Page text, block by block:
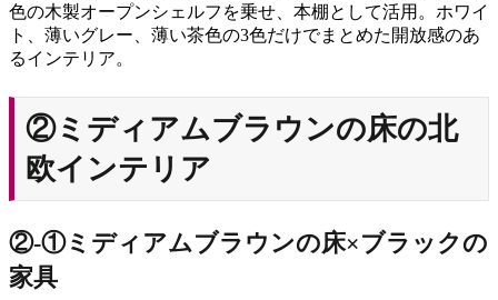
色の木製オープンシェルフを乗せ、本棚として活用。ホワイ
ト、薄いグレー、薄い茶色の3色だけでまとめた開放感のあ
るインテリア。
②ミディアムブラウンの床の北
欧インテリア
②‐①ミディアムブラウンの床×ブラックの
家具